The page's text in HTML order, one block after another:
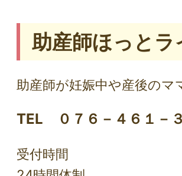
助産師ほっとラ
助産師が妊娠中や産後のマ
TEL ０７６－４６１－
受付時間